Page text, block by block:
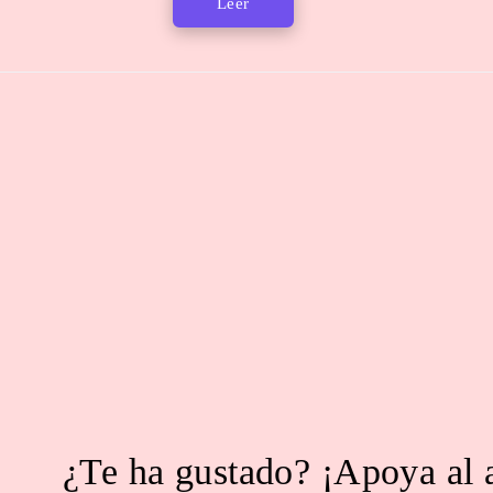
¿Te ha gustado? ¡Apoya al